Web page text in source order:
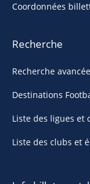
Coordonnées
Recherche
Recherche avancée
Destinations
Liste des ligues et
Liste des clubs et